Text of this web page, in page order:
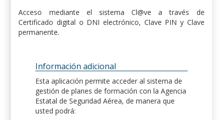
Acceso mediante el sistema Cl@ve a través de
Certificado digital o DNI electrónico, Clave PIN y Clave
permanente.
Información adicional
Esta aplicación permite acceder al sistema de
gestión de planes de formación con la Agencia
Estatal de Seguridad Aérea, de manera que
usted podrá: